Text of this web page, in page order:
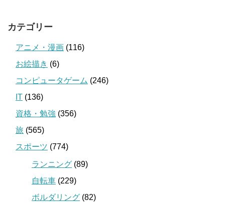
カテゴリー
アニメ・漫画 (116)
お絵描き (6)
コンピュータゲーム (246)
IT (136)
資格・勉強 (356)
旅 (565)
スポーツ (774)
ランニング (89)
自転車 (229)
ボルダリング (82)